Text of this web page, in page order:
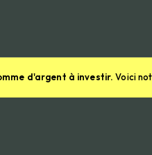
d'argent à investir. Voici